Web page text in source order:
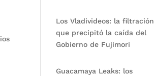
Los Vladivideos: la filtración
que precipitó la caída del
Gobierno de Fujimori
Guacamaya Leaks: los